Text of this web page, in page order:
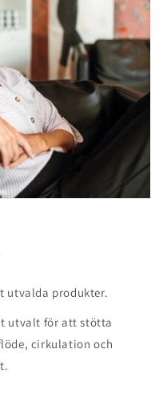
utvalda produkter.
utvalt för att stötta
cirkulation och